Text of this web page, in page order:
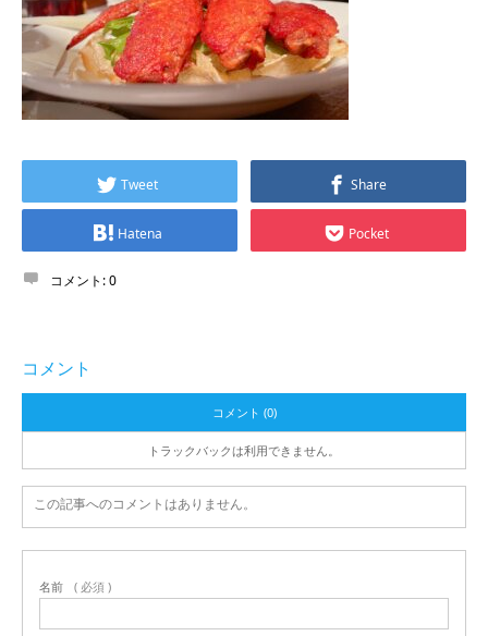
Tweet Share
Hatena Pocket
コメント:0
コメント
コメント (0)
トラックバックは利用できません。
この記事へのコメントはありません。
名前 ( 必須 )